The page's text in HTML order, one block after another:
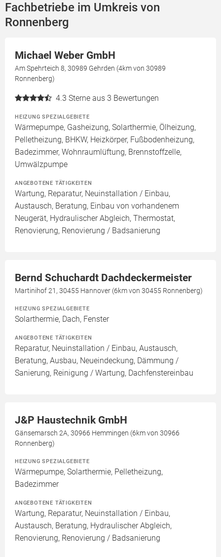
Fachbetriebe im Umkreis von
Ronnenberg
Michael Weber GmbH
Am Spehrteich 8, 30989 Gehrden (4km von 30989
Ronnenberg)
4.3 Sterne aus 3 Bewertungen
HEIZUNG SPEZIALGEBIETE
Wärmepumpe, Gasheizung, Solarthermie, Ölheizung,
Pelletheizung, BHKW, Heizkörper, Fußbodenheizung,
Badezimmer, Wohnraumlüftung, Brennstoffzelle,
Umwälzpumpe
ANGEBOTENE TÄTIGKEITEN
Wartung, Reparatur, Neuinstallation / Einbau,
Austausch, Beratung, Einbau von vorhandenem
Neugerät, Hydraulischer Abgleich, Thermostat,
Renovierung, Renovierung / Badsanierung
Bernd Schuchardt Dachdeckermeister
Martinihof 21, 30455 Hannover (6km von 30455 Ronnenberg)
HEIZUNG SPEZIALGEBIETE
Solarthermie, Dach, Fenster
ANGEBOTENE TÄTIGKEITEN
Reparatur, Neuinstallation / Einbau, Austausch,
Beratung, Ausbau, Neueindeckung, Dämmung /
Sanierung, Reinigung / Wartung, Dachfenstereinbau
J&P Haustechnik GmbH
Gänsemarsch 2A, 30966 Hemmingen (6km von 30966
Ronnenberg)
HEIZUNG SPEZIALGEBIETE
Wärmepumpe, Solarthermie, Pelletheizung,
Badezimmer
ANGEBOTENE TÄTIGKEITEN
Wartung, Reparatur, Neuinstallation / Einbau,
Austausch, Beratung, Hydraulischer Abgleich,
Renovierung, Renovierung / Badsanierung